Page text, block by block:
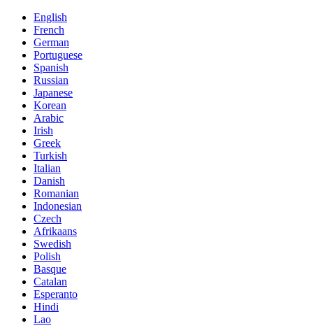
English
French
German
Portuguese
Spanish
Russian
Japanese
Korean
Arabic
Irish
Greek
Turkish
Italian
Danish
Romanian
Indonesian
Czech
Afrikaans
Swedish
Polish
Basque
Catalan
Esperanto
Hindi
Lao